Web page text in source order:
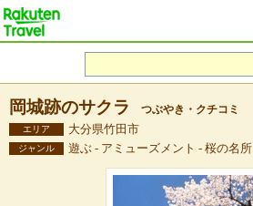
岡城跡のサクラ つぶやき・クチコミ
エリア 大分県竹田市
ジャンル 遊ぶ - アミューズメント - 桜の名所